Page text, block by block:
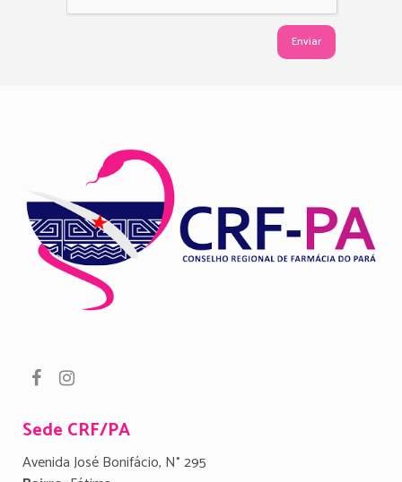
Sede CRF/PA
Avenida José Bonifácio, N° 295